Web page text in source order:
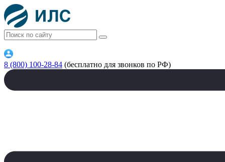
8 (800) 100-28-84 (бесплатно для звонков по РФ)